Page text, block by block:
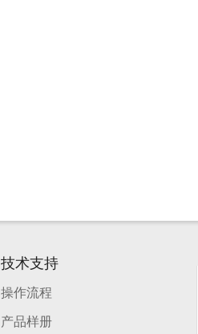
技术支持
操作流程
产品样册